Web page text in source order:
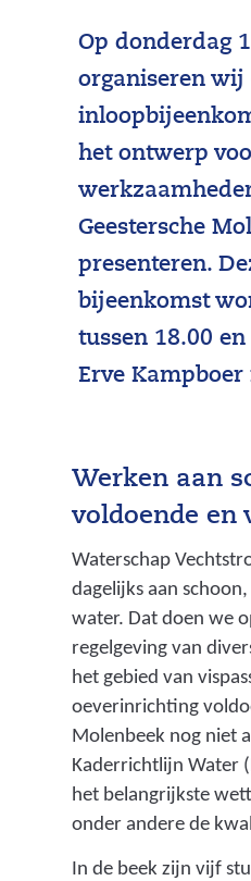
Op donderdag
organiseren wij
het ontwerp
Geestersche
presenteren.
bijeenkomst
tussen 18.00
Erve Kampboer
Werken aan
voldoende en
Waterschap
dagelijks aan
water. Dat doen we
regelgeving van
het gebied van
oeverinrichting
Molenbeek nog niet
Kaderrichtlijn Water
het belangrijkste
onder andere de
In de beek zijn vijf